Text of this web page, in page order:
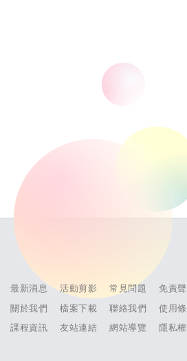
最新消息
關於我們
課程資訊
活動剪影
檔案下載
友站連結
常見問題
聯絡我們
網站導覽
免責
使用
隱私